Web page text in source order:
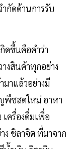
กัดด้านการรับ
ดขึ้นคือคำว่า
งสินค้าทุกอย่าง
าแล้วอย่างมี
พืชสดใหม่ อาหา
ครื่องดื่มเพื่อ
ง ชิลาจิต ที่มาจาก